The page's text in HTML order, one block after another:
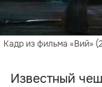
Кадр из фильма «Вий»
Известный